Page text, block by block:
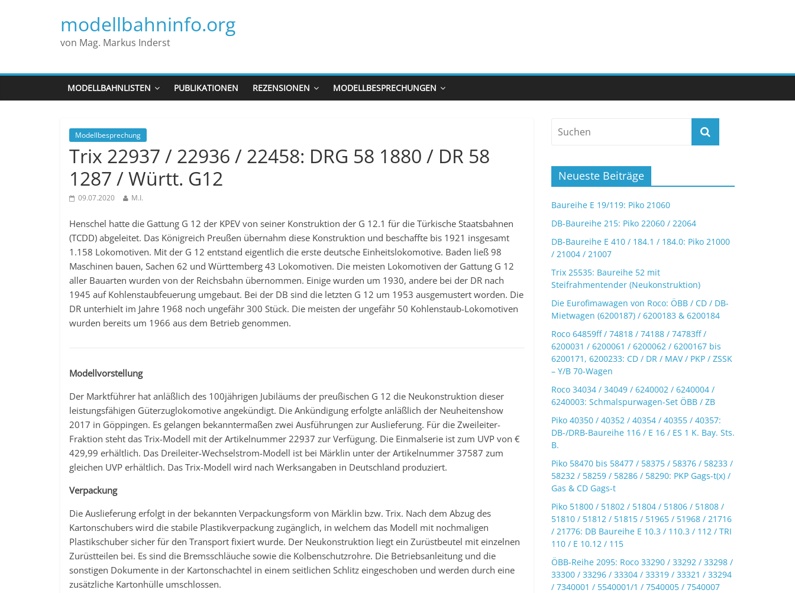
modellbahninfo.org
von Mag. Markus Inderst
MODELLBAHNLISTEN PUBLIKATIONEN REZENSIONEN MODELLBESPRECHUNGEN
Modellbesprechung
Trix 22937 / 22936 / 22458: DRG 58 1880 / DR 58
1287 / Württ. G12
09.07.2020 M.I.
Henschel hatte die Gattung G 12 der KPEV von seiner Konstruktion der G 12.1 für die Türkische Staatsbahnen
(TCDD) abgeleitet. Das Königreich Preußen übernahm diese Konstruktion und beschaffte bis 1921 insgesamt
1.158 Lokomotiven. Mit der G 12 entstand eigentlich die erste deutsche Einheitslokomotive. Baden ließ 98
Maschinen bauen, Sachen 62 und Württemberg 43 Lokomotiven. Die meisten Lokomotiven der Gattung G 12
aller Bauarten wurden von der Reichsbahn übernommen. Einige wurden um 1930, andere bei der DR nach
1945 auf Kohlenstaubfeuerung umgebaut. Bei der DB sind die letzten G 12 um 1953 ausgemustert worden. Die
DR unterhielt im Jahre 1968 noch ungefähr 300 Stück. Die meisten der ungefähr 50 Kohlenstaub-Lokomotiven
wurden bereits um 1966 aus dem Betrieb genommen.
Modellvorstellung
Der Marktführer hat anläßlich des 100jährigen Jubiläums der preußischen G 12 die Neukonstruktion dieser
leistungsfähigen Güterzuglokomotive angekündigt. Die Ankündigung erfolgte anläßlich der Neuheitenshow
2017 in Göppingen. Es gelangen bekanntermaßen zwei Ausführungen zur Auslieferung. Für die Zweileiter-
Fraktion steht das Trix-Modell mit der Artikelnummer 22937 zur Verfügung. Die Einmalserie ist zum UVP von €
429,99 erhältlich. Das Dreileiter-Wechselstrom-Modell ist bei Märklin unter der Artikelnummer 37587 zum
gleichen UVP erhältlich. Das Trix-Modell wird nach Werksangaben in Deutschland produziert.
Verpackung
Die Auslieferung erfolgt in der bekannten Verpackungsform von Märklin bzw. Trix. Nach dem Abzug des
Kartonschubers wird die stabile Plastikverpackung zugänglich, in welchem das Modell mit nochmaligen
Plastikschuber sicher für den Transport fixiert wurde. Der Neukonstruktion liegt ein Zurüstbeutel mit einzelnen
Zurüstteilen bei. Es sind die Bremsschläuche sowie die Kolbenschutzrohre. Die Betriebsanleitung und die
sonstigen Dokumente in der Kartonschachtel in einem seitlichen Schlitz eingeschoben und werden durch eine
zusätzliche Kartonhülle umschlossen.
Neueste Beiträge
Baureihe E 19/119: Piko 21060
DB-Baureihe 215: Piko 22060 / 22064
DB-Baureihe E 410 / 184.1 / 184.0: Piko 21000
/ 21004 / 21007
Trix 25535: Baureihe 52 mit
Steifrahmentender (Neukonstruktion)
Die Eurofimawagen von Roco: ÖBB / CD / DB-
Mietwagen (6200187) / 6200183 & 6200184
Roco 64859ff / 74818 / 74188 / 74783ff /
6200031 / 6200061 / 6200062 / 6200167 bis
6200171, 6200233: CD / DR / MAV / PKP / ZSSK
– Y/B 70-Wagen
Roco 34034 / 34049 / 6240002 / 6240004 /
6240003: Schmalspurwagen-Set ÖBB / ZB
Piko 40350 / 40352 / 40354 / 40355 / 40357:
DB-/DRB-Baureihe 116 / E 16 / ES 1 K. Bay. Sts.
B.
Piko 58470 bis 58477 / 58375 / 58376 / 58233 /
58232 / 58259 / 58286 / 58290: PKP Gags-t(x) /
Gas & CD Gags-t
Piko 51800 / 51802 / 51804 / 51806 / 51808 /
51810 / 51812 / 51815 / 51965 / 51968 / 21716
/ 21776: DB Baureihe E 10.3 / 110.3 / 112 / TRI
110 / E 10.12 / 115
ÖBB-Reihe 2095: Roco 33290 / 33292 / 33298 /
33300 / 33296 / 33304 / 33319 / 33321 / 33294
/ 7340001 / 5540001/1 / 7540005 / 7540007